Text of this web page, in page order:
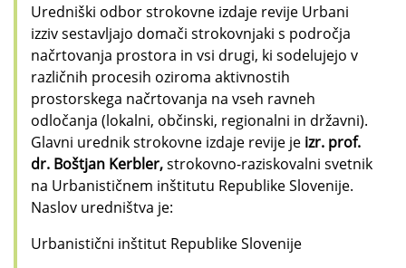
Uredniški odbor strokovne izdaje revije Urbani
izziv sestavljajo domači strokovnjaki s področja
načrtovanja prostora in vsi drugi, ki sodelujejo v
različnih procesih oziroma aktivnostih
prostorskega načrtovanja na vseh ravneh
odločanja (lokalni, občinski, regionalni in državni).
Glavni urednik strokovne izdaje revije je izr. prof.
dr. Boštjan Kerbler,strokovno-raziskovalni svetnik
na Urbanističnem inštitutu Republike Slovenije.
Naslov uredništva je:
Urbanistični inštitut Republike Slovenije